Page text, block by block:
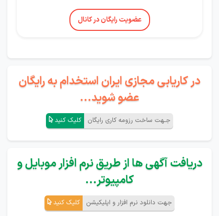
عضویت رایگان در کانال
در کاریابی مجازی ایران استخدام به رایگان
عضو شوید...
جـهت ساخت رزومه کاری رایگان کلیک کنید
دریافت آگهی ها از طریق نرم افزار موبایل و
کامپیوتر...
جهت دانلود نرم افزار و اپلیکیشن کلیک کنید